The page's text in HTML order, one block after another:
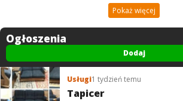
Pokaż więcej
Ogłoszenia
Dodaj
Usługi1 tydzień temu
Tapicer